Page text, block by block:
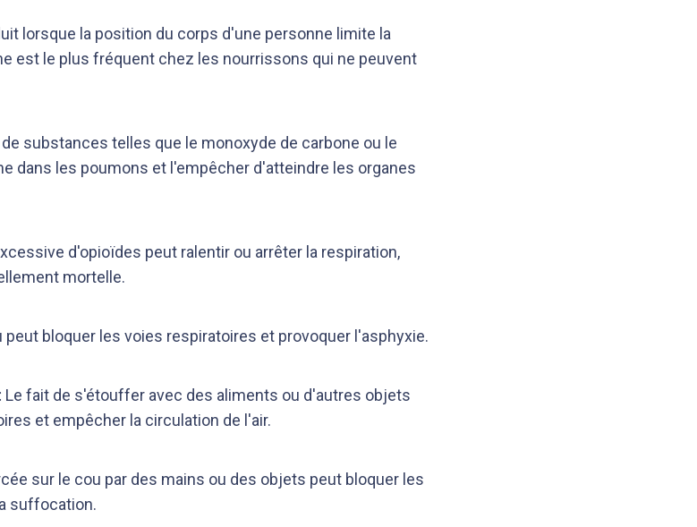
lorsque la position du corps d'une personne limite la
est le plus fréquent chez les nourrissons qui ne peuvent
substances telles que le monoxyde de carbone ou le
dans les poumons et l'empêcher d'atteindre les organes
d'opioïdes peut ralentir ou arrêter la respiration,
mortelle.
peut bloquer les voies respiratoires et provoquer l'asphyxie.
Le fait de s'étouffer avec des aliments ou d'autres objets
et empêcher la circulation de l'air.
sur le cou par des mains ou des objets peut bloquer les
suffocation.